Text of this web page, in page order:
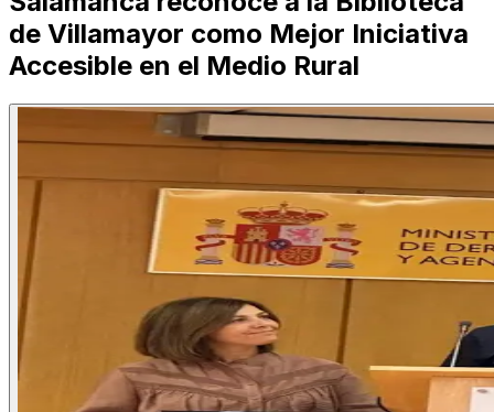
de Villamayor como Mejor Iniciativa
Accesible en el Medio Rural